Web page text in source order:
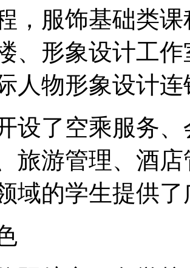
，服饰基础类
、形象设计工
人物形象设计
设了空乘服务
旅游管理、酒
域的学生提供